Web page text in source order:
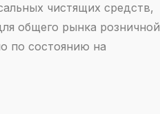
чистящих средств,
общего рынка розничной
по состоянию на